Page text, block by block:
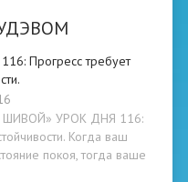
Прогресс требует
ШИВОЙ» УРОК ДНЯ 116:
Когда ваш
покоя, тогда ваше